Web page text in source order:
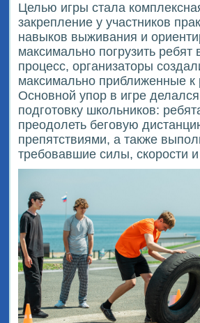
Целью игры стала
закрепление у участников
навыков выживания и
максимально погрузить ребят
процесс, организаторы
максимально приближенные
Основной упор в игре
подготовку школьников:
преодолеть беговую
препятствиями, а также
требовавшие силы, скорости и